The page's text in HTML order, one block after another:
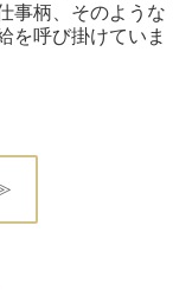
事柄、そのような
を呼び掛けていま